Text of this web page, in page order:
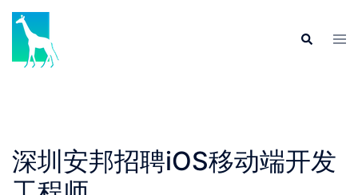
Skip
content
Search
深圳安邦招聘iOS移动端开发